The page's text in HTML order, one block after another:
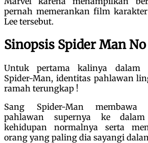
pernah memerankan film
Lee tersebut.
Sinopsis Spider Man
Untuk pertama kalinya dalam
Spider-Man, identitas pahlawan
ramah terungkap !
Sang Spider-Man membawa
pahlawan supernya ke
kehidupan normalnya serta
orang yang paling dia sayangi